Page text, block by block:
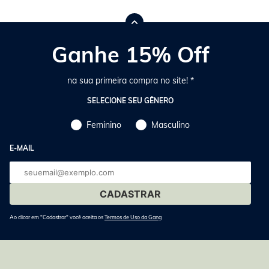
Ganhe 15% Off
na sua primeira compra no site! *
SELECIONE SEU GÊNERO
Feminino Masculino
E-MAIL
E-
mail
Ao clicar em "Cadastrar" você aceita osTermos de Uso da Gang